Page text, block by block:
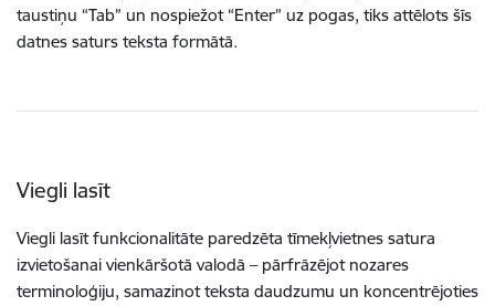
taustiņu “Tab” un nospiežot “Enter” uz pogas, tiks attēlots šīs
datnes saturs teksta formātā.
Viegli lasīt
Viegli lasīt funkcionalitāte paredzēta tīmekļvietnes satura
izvietošanai vienkāršotā valodā – pārfrāzējot nozares
terminoloģiju, samazinot teksta daudzumu un koncentrējoties